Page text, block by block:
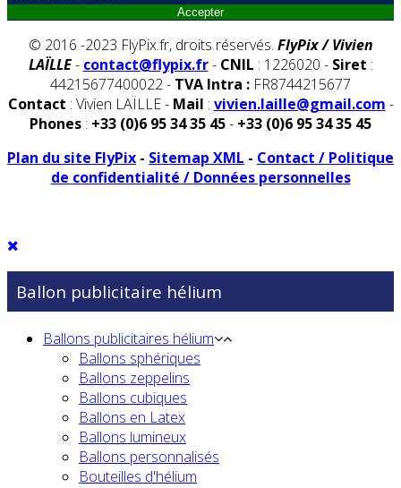
Accepter
© 2016 -2023 FlyPix.fr, droits réservés. FlyPix / Vivien
LAÏLLE - contact@flypix.fr- CNIL : 1226020 - Siret :
44215677400022 - TVA Intra : FR8744215677
Contact : Vivien LAÏLLE - Mail : vivien.laille@gmail.com -
Phones : +33 (0)6 95 34 35 45- +33 (0)6 95 34 35 45
Plan du site FlyPix - Sitemap XML - Contact / Politique
de confidentialité / Données personnelles
Ballon publicitaire hélium
Ballons publicitaires hélium
Ballons sphériques
Ballons zeppelins
Ballons cubiques
Ballons en Latex
Ballons lumineux
Ballons personnalisés
Bouteilles d'hélium